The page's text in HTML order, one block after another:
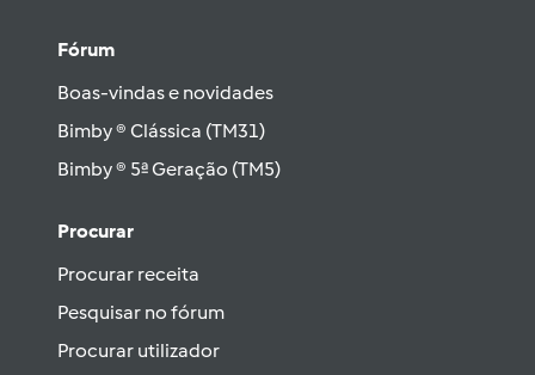
Fórum
Boas-vindas e novidades
Bimby ® Clássica (TM31)
Bimby ® 5ª Geração (TM5)
Procurar
Procurar receita
Pesquisar no fórum
Procurar utilizador